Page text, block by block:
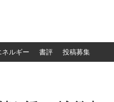
ネルギー 書評 投稿募集